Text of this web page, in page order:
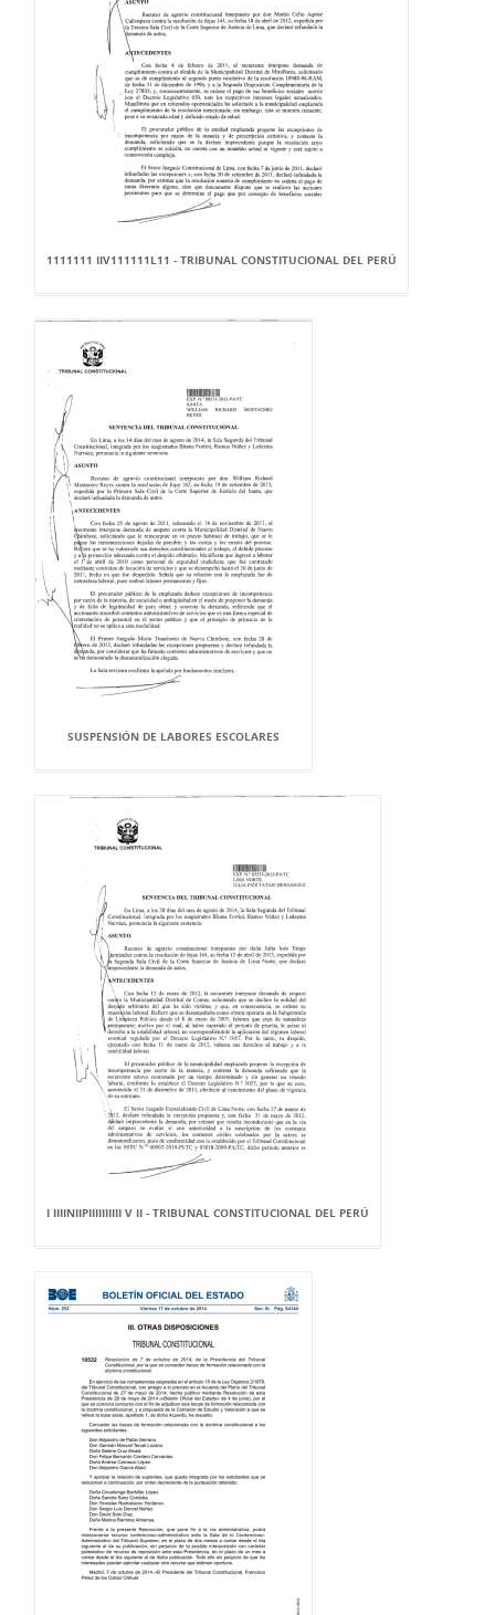
1111111 IIV111111L11 - TRIBUNAL CONSTITUCIONAL DEL PERÚ
SUSPENSIÓN DE LABORES ESCOLARES
I IIIINIIPIIIIIIIIII V II - TRIBUNAL CONSTITUCIONAL DEL PERÚ